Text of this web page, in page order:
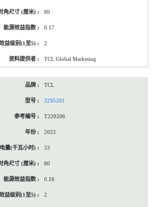
80
0.17
2
TCL Global Marketing
TCL
32S5201
T220206
2022
33
80
0.16
2